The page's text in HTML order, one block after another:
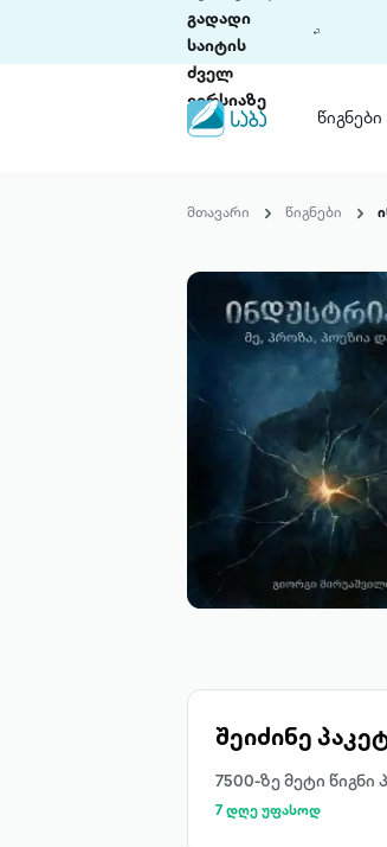
გადადი
საიტის
ძველ
ვერსიაზე
წიგნები
ჩვენ შესახებ
პაკეტები
მთავარი წიგნები
შეიძინე
7500-ზე მეტი წიგნი
7 დღე უფასოდ